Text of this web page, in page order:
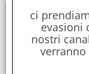
ci
evasioni
nostri
verranno